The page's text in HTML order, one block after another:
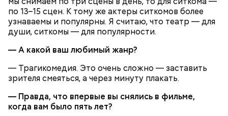
по 13–15 сцен. К тому же актеры ситкомов более
узнаваемы и популярны. Я считаю, что театр — для
души, ситкомы — для популярности.
— А какой ваш любимый жанр?
— Трагикомедия. Это очень сложно — заставить
зрителя смеяться, а через минуту плакать.
— Правда, что впервые вы снялись в фильме,
когда вам было пять лет?
19 декабря всегда начиналось сватовство.
При этом приговаривали: «Выбирай не
невесту, а сваху». Молодежь готовилась к
зимним посиделкам.
В этот день открывались зимние сельские
базары и ярмарки: «Никольский торг всему
указ», «Цены на хлеб строит Никольский
торг».
Ежели на Николу ростепель, ссылались на
проказы поспешной зимы: «Привезли зиму на
санях до Николы, вот тебе и жданная
1/2 стакана перловой крупы;
6-8 картофелин;
1 головка лука репчатого;
соль, зелень укропа и петрушки по вкусу.
плиты. При подаче на стол посыпать суп зеленью
укропа и петрушки.